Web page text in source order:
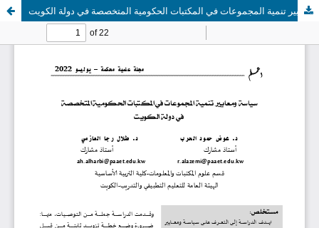
سياسة ومعايير تنمية المجموعات في المكتبات الحكومية المتخصصة في دولة الكويت